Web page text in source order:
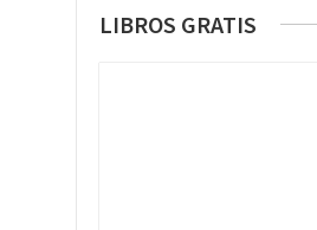
LIBROS GRATIS